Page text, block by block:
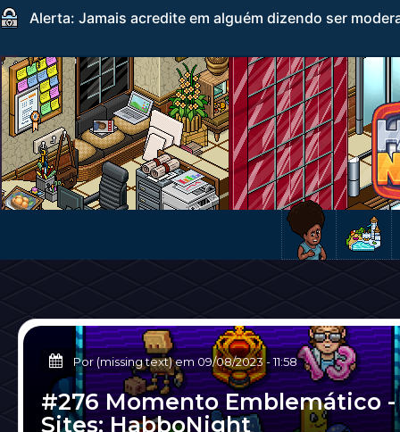
Alerta: Jamais acredite em alguém dizendo ser
Por (missing text) em09/08/2023-11:58
#276 Momento Emblemático -
Sites: HabboNight